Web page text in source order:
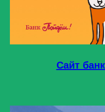
Сайт